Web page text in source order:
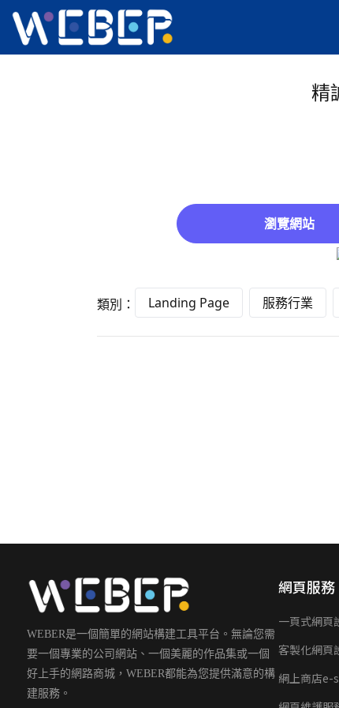
精
瀏覽網站
類別： Landing Page 服務行業
WEBER是一個簡單的網站構建工具平台。無論您需
要一個專業的公司網站、一個美麗的作品集或一個
好上手的網路商城，WEBER都能為您提供滿意的構
建服務。
網頁服務
一頁式網頁
客製化網頁
網上商店e-